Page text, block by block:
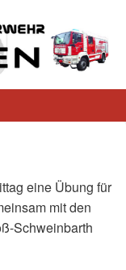
eine Übung für
mit den
Schweinbarth